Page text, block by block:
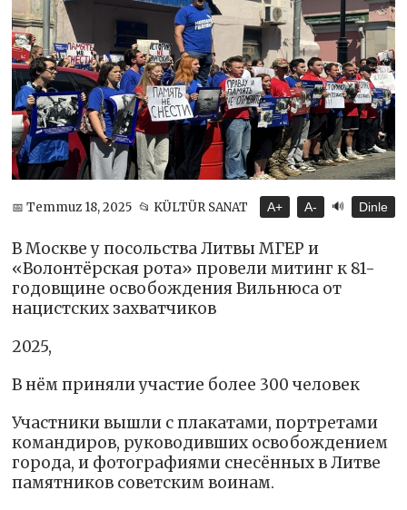
📅 Temmuz 18, 2025 📂 KÜLTÜR SANAT A+ A- 🔊 Dinle
В Москве у посольства Литвы МГЕР и
«Волонтёрская рота» провели митинг к 81-
годовщине освобождения Вильнюса от
нацистских захватчиков
2025,
В нём приняли участие более 300 человек
Участники вышли с плакатами, портретами
командиров, руководивших освобождением
города, и фотографиями снесённых в Литве
памятников советским воинам.